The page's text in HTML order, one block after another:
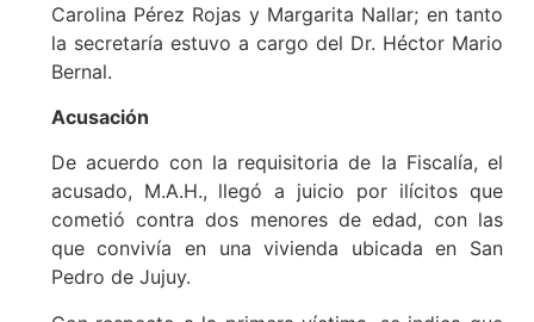
Carolina Pérez Rojas y Margarita Nallar; en tanto
la secretaría estuvo a cargo del Dr. Héctor Mario
Bernal.
Acusación
De acuerdo con la requisitoria de la Fiscalía, el
acusado, M.A.H., llegó a juicio por ilícitos que
cometió contra dos menores de edad, con las
que convivía en una vivienda ubicada en San
Pedro de Jujuy.